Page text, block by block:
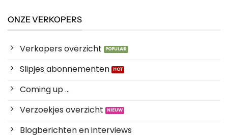
ONZE VERKOPERS
Verkopers overzicht
Slipjes abonnementen
Coming up ...
Verzoekjes overzicht
Blogberichten en interviews